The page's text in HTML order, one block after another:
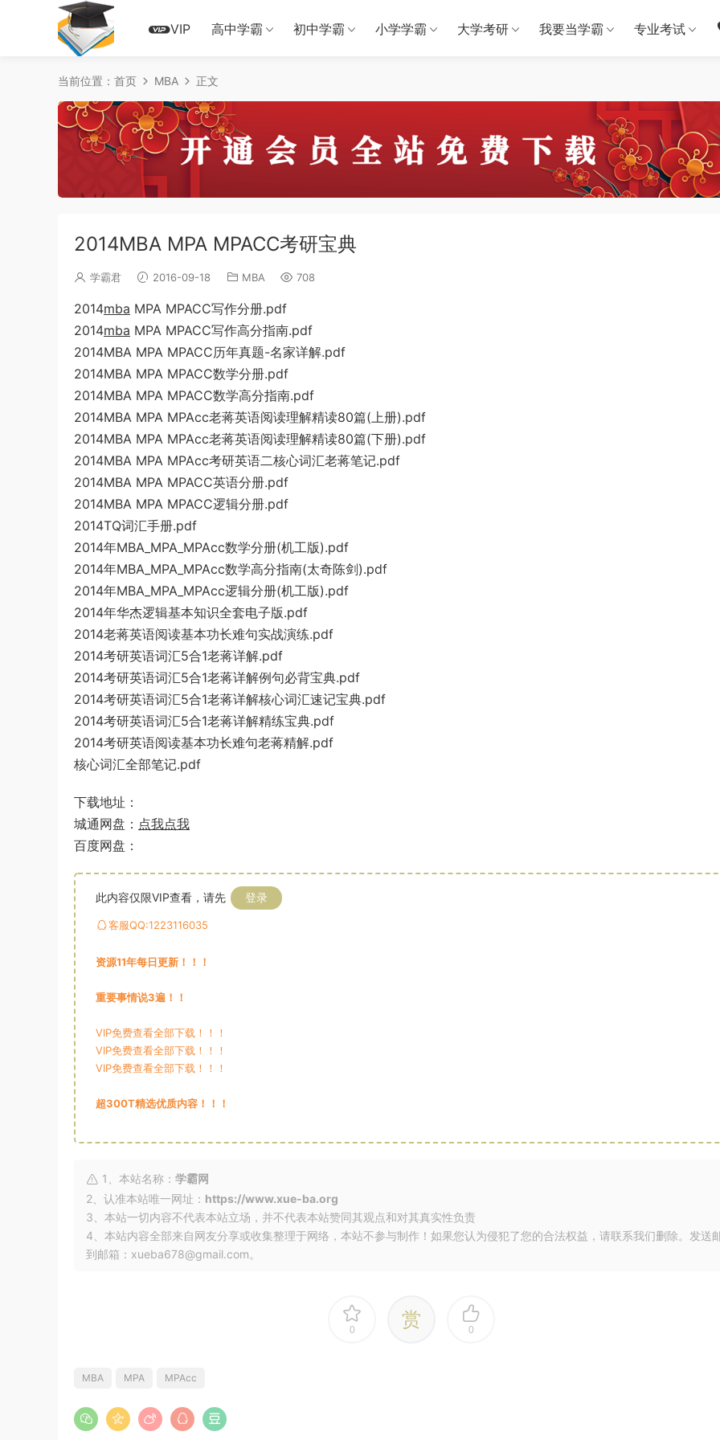
VIP 高中学霸 初中学霸 小学学霸 大学考研 我要当学霸 专业考试
当前位置： 首页 MBA 正文
2014MBA MPA MPACC考研宝典
学霸君 2016-09-18 MBA 708
2014mba MPA MPACC写作分册.pdf
2014mba MPA MPACC写作高分指南.pdf
2014MBA MPA MPACC历年真题-名家详解.pdf
2014MBA MPA MPACC数学分册.pdf
2014MBA MPA MPACC数学高分指南.pdf
2014MBA MPA MPAcc老蒋英语阅读理解精读80篇(上册).pdf
2014MBA MPA MPAcc老蒋英语阅读理解精读80篇(下册).pdf
2014MBA MPA MPAcc考研英语二核心词汇老蒋笔记.pdf
2014MBA MPA MPACC英语分册.pdf
2014MBA MPA MPACC逻辑分册.pdf
2014TQ词汇手册.pdf
2014年MBA_MPA_MPAcc数学分册(机工版).pdf
2014年MBA_MPA_MPAcc数学高分指南(太奇陈剑).pdf
2014年MBA_MPA_MPAcc逻辑分册(机工版).pdf
2014年华杰逻辑基本知识全套电子版.pdf
2014老蒋英语阅读基本功长难句实战演练.pdf
2014考研英语词汇5合1老蒋详解.pdf
2014考研英语词汇5合1老蒋详解例句必背宝典.pdf
2014考研英语词汇5合1老蒋详解核心词汇速记宝典.pdf
2014考研英语词汇5合1老蒋详解精练宝典.pdf
2014考研英语阅读基本功长难句老蒋精解.pdf
核心词汇全部笔记.pdf
下载地址：
城通网盘： 点我点我
百度网盘：
此内容仅限VIP查看，请先 登录
客服QQ:1223116035
资源11年每日更新！！！
重要事情说3遍！！
VIP免费查看全部下载！！！
VIP免费查看全部下载！！！
VIP免费查看全部下载！！！
超300T精选优质内容！！！
1、本站名称： 学霸网
2、认准本站唯一网址： https://www.xue-ba.org
3、本站一切内容不代表本站立场，并不代表本站赞同其观点和对其真实性负责
4、本站内容全部来自网友分享或收集整理于网络，本站不参与制作！如果您认为侵犯了您的合法权益，请联系我们删除。发送
到邮箱：xueba678@gmail.com。
0 赏 0
MBA MPA MPAcc